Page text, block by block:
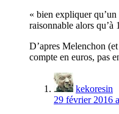
« bien expliquer
raisonnable alors qu’à
D’apres Melenchon
compte en euros, pas
kekoresin
29 février 2016